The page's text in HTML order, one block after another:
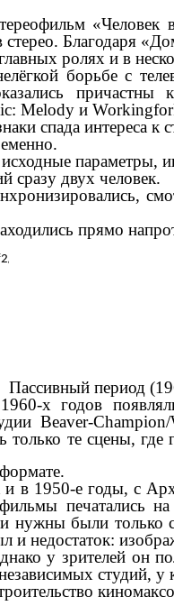
Благодаря
ролях и в
борьбе с
Melody и
спада интереса
параметры,
сразу двух человек.
прямо
Пассивный период
х годов
Beaver-
только те сцены,
и в 1950-е годы,
печатались
нужны были
недостаток:
у зрителей он
студий,